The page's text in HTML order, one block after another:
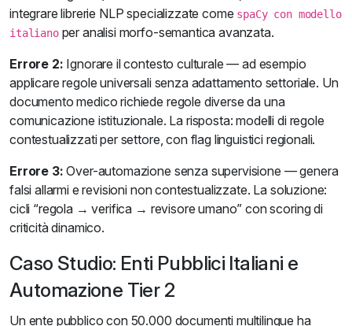
integrare librerie NLP specializzate come spaCy con modello
italianoper analisi morfo-semantica avanzata.
Errore 2: Ignorare il contesto culturale — ad esempio
applicare regole universali senza adattamento settoriale. Un
documento medico richiede regole diverse da una
comunicazione istituzionale. La risposta: modelli di regole
contestualizzati per settore, con flag linguistici regionali.
Errore 3: Over-automazione senza supervisione — genera
falsi allarmi e revisioni non contestualizzate. La soluzione:
cicli “regola → verifica → revisore umano” con scoring di
criticità dinamico.
Caso Studio: Enti Pubblici Italiani e
Automazione Tier 2
Un ente pubblico con 50.000 documenti multilingue ha